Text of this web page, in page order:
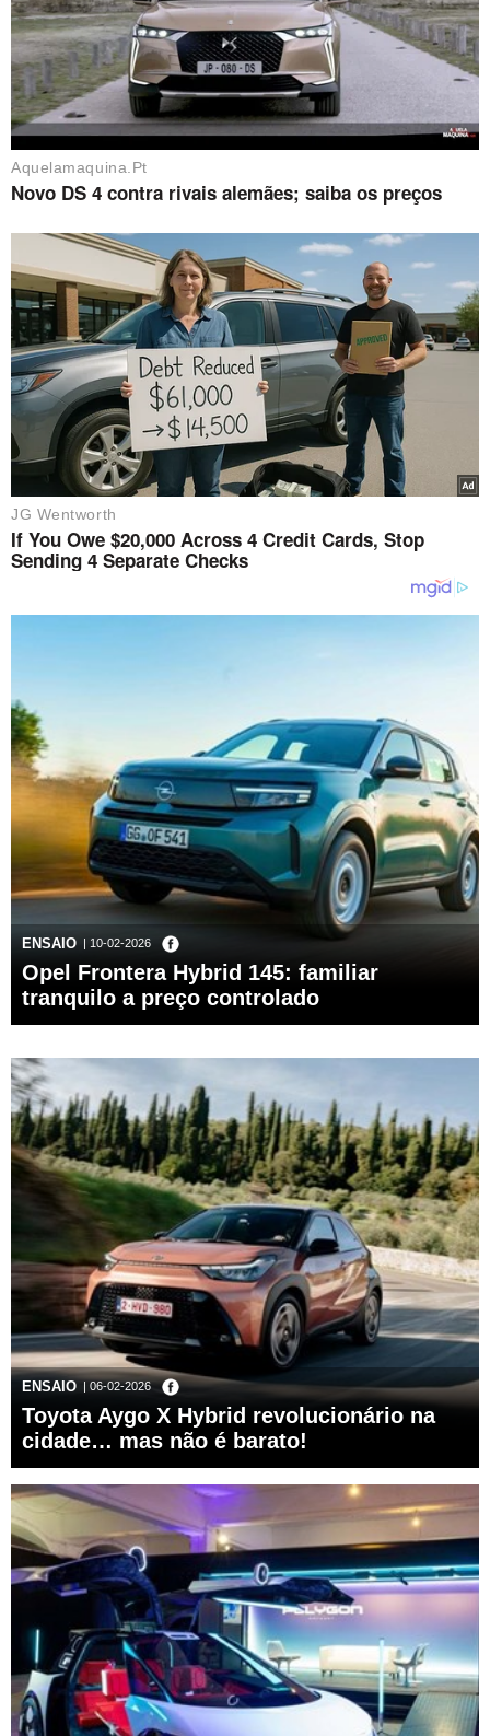
ENSAIO | 10-02-2026
Opel Frontera Hybrid 145: familiar
tranquilo a preço controlado
ENSAIO | 06-02-2026
Toyota Aygo X Hybrid revolucionário na
cidade… mas não é barato!